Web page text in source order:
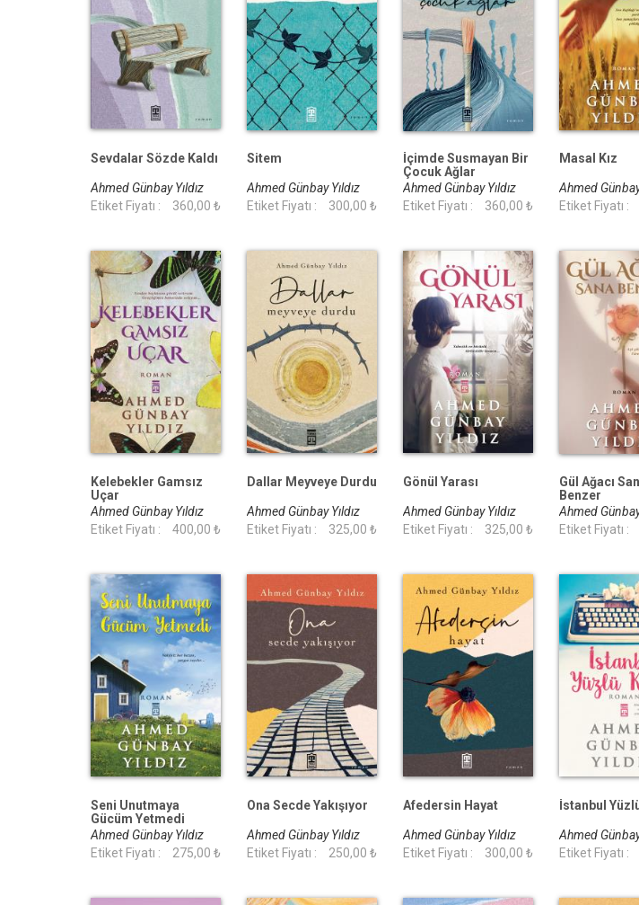
Sevdalar Sözde Kaldı
Ahmed Günbay Yıldız
Etiket Fiyatı :
360,00 ₺
Sitem
Ahmed Günbay Yıldız
Etiket Fiyatı :
300,00 ₺
İçimde Susmayan Bir
Çocuk Ağlar
Ahmed Günbay Yıldız
Etiket Fiyatı :
360,00 ₺
Masal Kız
Ahmed Günbay
Etiket Fiyatı :
Kelebekler Gamsız
Uçar
Ahmed Günbay Yıldız
Etiket Fiyatı :
400,00 ₺
Dallar Meyveye Durdu
Ahmed Günbay Yıldız
Etiket Fiyatı :
325,00 ₺
Gönül Yarası
Ahmed Günbay Yıldız
Etiket Fiyatı :
325,00 ₺
Gül Ağacı
Benzer
Ahmed Günbay
Etiket Fiyatı :
Seni Unutmaya
Gücüm Yetmedi
Ahmed Günbay Yıldız
Etiket Fiyatı :
275,00 ₺
Ona Secde Yakışıyor
Ahmed Günbay Yıldız
Etiket Fiyatı :
250,00 ₺
Afedersin Hayat
Ahmed Günbay Yıldız
Etiket Fiyatı :
300,00 ₺
İstanbul
Ahmed Günbay
Etiket Fiyatı :